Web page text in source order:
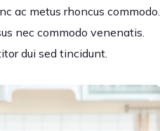
ac metus rhoncus commodo.
nec commodo venenatis.
dui sed tincidunt.